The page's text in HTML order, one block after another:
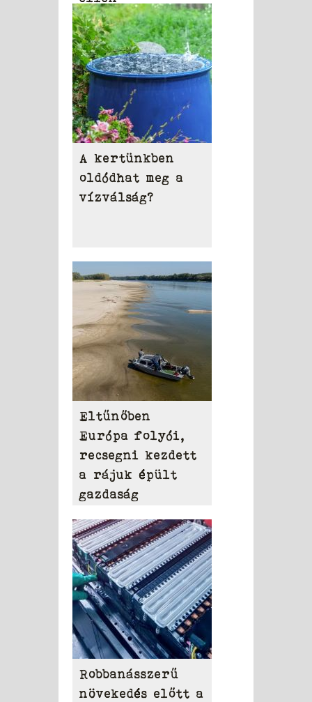
A kertünkben
oldódhat meg a
vízválság?
Eltűnőben
Európa folyói,
recsegni kezdett
a rájuk épült
gazdaság
Robbanásszerű
növekedés előtt a